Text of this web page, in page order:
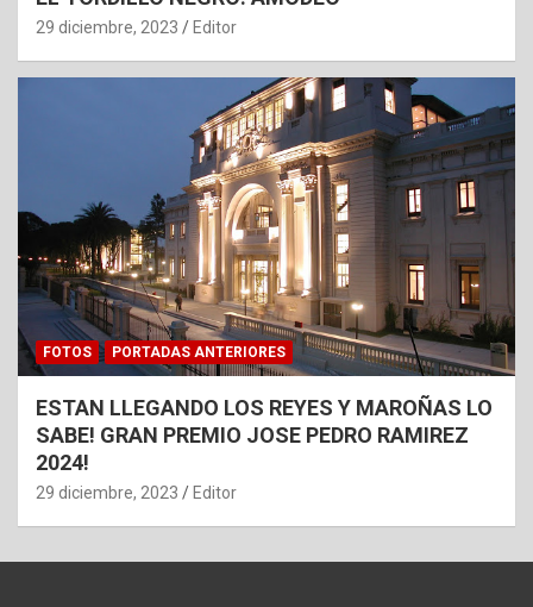
29 diciembre, 2023 Editor
FOTOS PORTADAS ANTERIORES
ESTAN LLEGANDO LOS REYES Y MAROÑAS LO
SABE! GRAN PREMIO JOSE PEDRO RAMIREZ
2024!
29 diciembre, 2023 Editor